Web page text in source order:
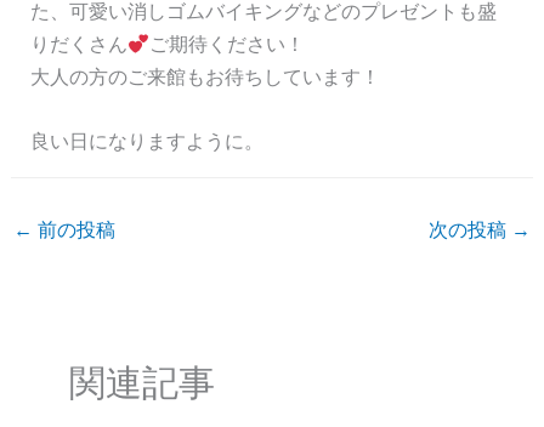
た、可愛い消しゴムバイキングなどのプレゼントも盛
りだくさん
ご期待ください！
大人の方のご来館もお待ちしています！
良い日になりますように。
← 前の投稿 次の投稿 →
関連記事